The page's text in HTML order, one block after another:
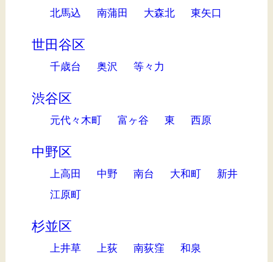
北馬込 南蒲田 大森北 東矢口
世田谷区
千歳台 奥沢 等々力
渋谷区
元代々木町 富ヶ谷 東 西原
中野区
上高田 中野 南台 大和町
新井
江原町
杉並区
上井草 上荻 南荻窪
和泉